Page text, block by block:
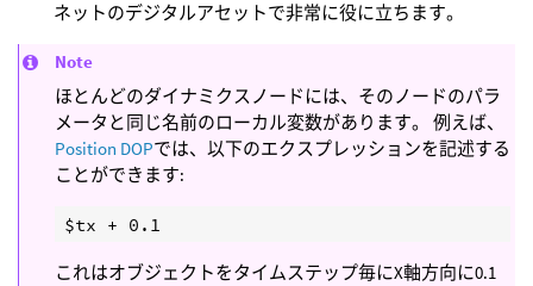
ネットのデジタルアセットで非常に役に立ちます。
Note
ほとんどのダイナミクスノードには、そのノードのパラ
メータと同じ名前のローカル変数があります。 例えば、
Position DOPでは、以下のエクスプレッションを記述する
ことができます:
これはオブジェクトをタイムステップ毎にX軸方向に0.1